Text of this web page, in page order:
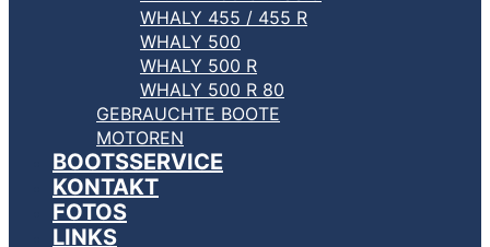
WHALY 455 / 455 R
WHALY 500
WHALY 500 R
WHALY 500 R 80
GEBRAUCHTE BOOTE
MOTOREN
BOOTSSERVICE
KONTAKT
FOTOS
LINKS